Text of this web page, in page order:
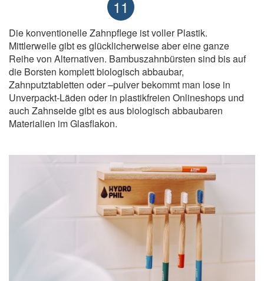
11
Die konventionelle Zahnpflege ist voller Plastik.
Mittlerweile gibt es glücklicherweise aber eine ganze
Reihe von Alternativen. Bambuszahnbürsten sind bis auf
die Borsten komplett biologisch abbaubar,
Zahnputztabletten oder –pulver bekommt man lose in
Unverpackt-Läden oder in plastikfreien Onlineshops und
auch Zahnseide gibt es aus biologisch abbaubaren
Materialien im Glasflakon.